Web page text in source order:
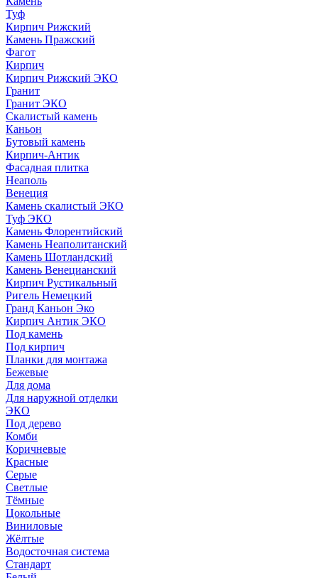
Туф
Кирпич Рижский
Камень Пражский
Фагот
Кирпич
Кирпич Рижский ЭКО
Гранит
Гранит ЭКО
Скалистый камень
Каньон
Бутовый камень
Кирпич-Антик
Фасадная плитка
Неаполь
Венеция
Камень скалистый ЭКО
Туф ЭКО
Камень Флорентийский
Камень Неаполитанский
Камень Шотландский
Камень Венецианский
Кирпич Рустикальный
Ригель Немецкий
Гранд Каньон Эко
Кирпич Антик ЭКО
Под камень
Под кирпич
Планки для монтажа
Бежевые
Для дома
Для наружной отделки
ЭКO
Под дерево
Комби
Коричневые
Красные
Серые
Светлые
Тёмные
Цокольные
Виниловые
Жёлтые
Водосточная система
Стандарт